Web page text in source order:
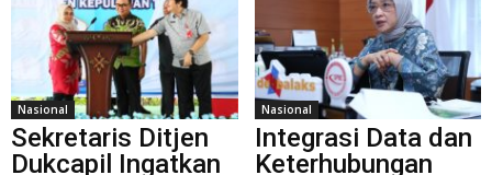
Nasional
Sekretaris Ditjen
Dukcapil Ingatkan
Nasional
Integrasi Data dan
Keterhubungan